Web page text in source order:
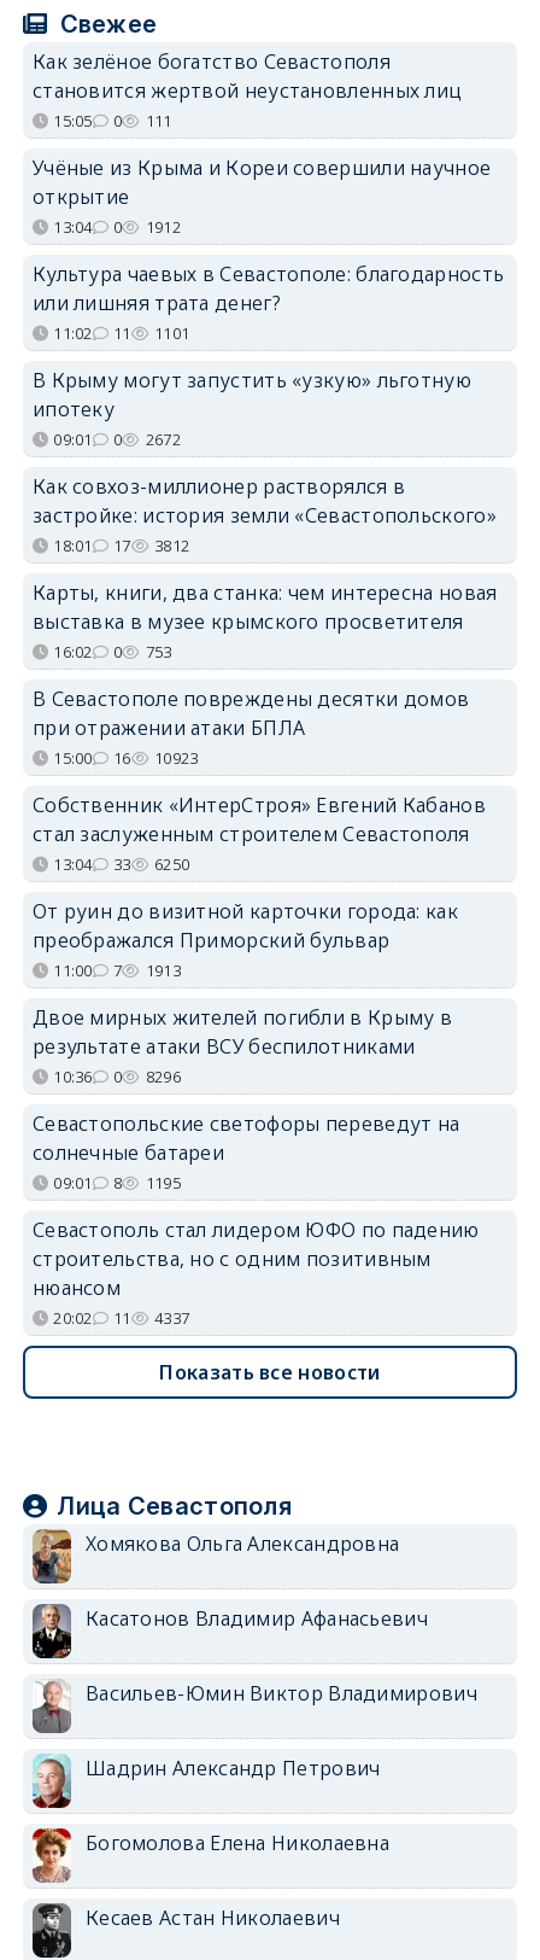
Свежее
Как зелёное богатство Севастополя
становится жертвой неустановленных лиц
15:05 0 111
Учёные из Крыма и Кореи совершили научное
открытие
13:04 0 1912
Культура чаевых в Севастополе: благодарность
или лишняя трата денег?
11:02 11 1101
В Крыму могут запустить «узкую» льготную
ипотеку
09:01 0 2672
Как совхоз-миллионер растворялся в
застройке: история земли «Севастопольского»
18:01 17 3812
Карты, книги, два станка: чем интересна новая
выставка в музее крымского просветителя
16:02 0 753
В Севастополе повреждены десятки домов
при отражении атаки БПЛА
15:00 16 10923
Собственник «ИнтерСтроя» Евгений Кабанов
стал заслуженным строителем Севастополя
13:04 33 6250
От руин до визитной карточки города: как
преображался Приморский бульвар
11:00 7 1913
Двое мирных жителей погибли в Крыму в
результате атаки ВСУ беспилотниками
10:36 0 8296
Севастопольские светофоры переведут на
солнечные батареи
09:01 8 1195
Севастополь стал лидером ЮФО по падению
строительства, но с одним позитивным
нюансом
20:02 11 4337
Показать все новости
Лица Севастополя
Хомякова Ольга Александровна
Касатонов Владимир Афанасьевич
Васильев-Юмин Виктор Владимирович
Шадрин Александр Петрович
Богомолова Елена Николаевна
Кесаев Астан Николаевич